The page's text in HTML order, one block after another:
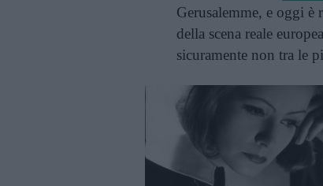
Gerusalemme, e oggi è
della scena reale
sicuramente non tra le